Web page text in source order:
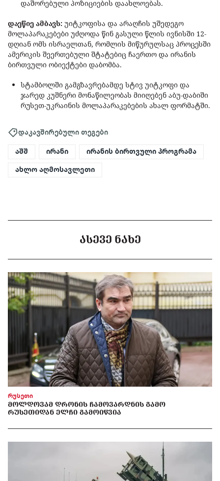
დაშორებული პოზიციების დაახლოებას.
დაეწიე ამბავს: უიტკოფისა და არაღჩის უშედეგო
მოლაპარაკებები უძღოდა წინ გასული წლის ივნისში 12-
დღიან ომს ისრაელთან, რომლის მიწურულსაც პროცესში
ამერიკის შეერთებული შტატებიც ჩაერთო და ირანის
ბირთვული ობიექტები დაბომბა.
სტამბოლში გამგზავრებამდე სტივ უიტკოფი და
ჯარედ კუშნერი მონაწილეობას მიიღებენ აბუ-დაბიში
რუსეთ-უკრაინის მოლაპარაკებების ახალ ფორმატში.
დაკავშირებული თეგები
აშშ ირანი ირანის ბირთვული პროგრამა
ახლო აღმოსავლეთი
ᲐᲡᲔᲕᲔ ᲜᲐᲮᲔ
რუსეთი
ᲛᲝᲚᲓᲝᲕᲐᲛ ᲓᲠᲝᲜᲘᲡ ᲩᲐᲛᲝᲕᲐᲠᲓᲜᲘᲡ ᲒᲐᲛᲝ
ᲠᲣᲡᲔᲗᲘᲓᲐᲜ ᲔᲚᲩᲘ ᲒᲐᲛᲝᲘᲬᲕᲘᲐ